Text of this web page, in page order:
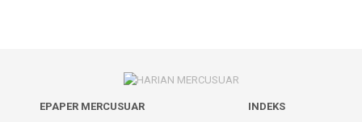
EPAPER MERCUSUAR
INDEKS